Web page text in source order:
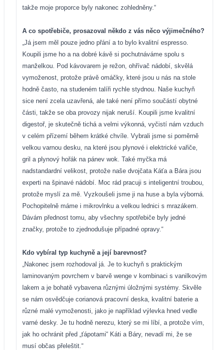
takže moje proporce byly nakonec zohledněny.“
A co spotřebiče, prosazoval někdo z vás něco výjimečného?
„Já jsem měl pouze jedno přání a to bylo kvalitní espresso.
Koupili jsme ho a na dobré kávě si pochutnáváme spolu s
manželkou. Pod kávovarem je režon, ohřívač nádobí, skvělá
vymoženost, protože právě omáčky, které jsou u nás na stole
hodně často, na studeném talíři rychle stydnou. Naše kuchyň
sice není zcela uzavřená, ale také není přímo součástí obytné
části, takže se oba provozy nijak neruší. Koupili jsme kvalitní
digestoř, je skutečně tichá a velmi výkonná, vyčistí nám vzduch
v celém přízemí během krátké chvíle. Vybrali jsme si poměrně
velkou varnou desku, na které jsou plynové i elektrické vařiče,
gril a plynový hořák na pánev wok. Také myčka má
nadstandardní velikost, protože naše dvojčata Káťa a Bára jsou
experti na špinavé nádobí. Moc rád pracuji s inteligentní troubou,
protože myslí za mě. Vyzkoušeli jsme ji na huse a byla výborná.
Pochopitelně máme i mikrovlnku a velkou lednici s mrazákem.
Dávám přednost tomu, aby všechny spotřebiče byly jedné
značky, protože to zjednodušuje případné opravy.“
Kdo vybíral typ kuchyně a její barevnost?
„Nakonec jsem rozhodoval já. Je to kuchyň s praktickým
laminovaným povrchem v barvě wenge v kombinaci s vanilkovým
lakem a je bohatě vybavena různými úložnými systémy. Skvěle
se nám osvědčuje corianová pracovní deska, kvalitní baterie a
různé malé vymoženosti, jako je například výlevka hned vedle
varné desky. Je tu hodně nerezu, který se mi líbí, a protože vím,
jak ho ochránit před „ťápotami“ Káti a Báry, nevadí mi, že se
musí občas přeleštit.“